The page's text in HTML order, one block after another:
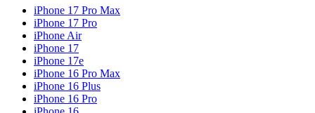
iPhone 17 Pro Max
iPhone 17 Pro
iPhone Air
iPhone 17
iPhone 17e
iPhone 16 Pro Max
iPhone 16 Plus
iPhone 16 Pro